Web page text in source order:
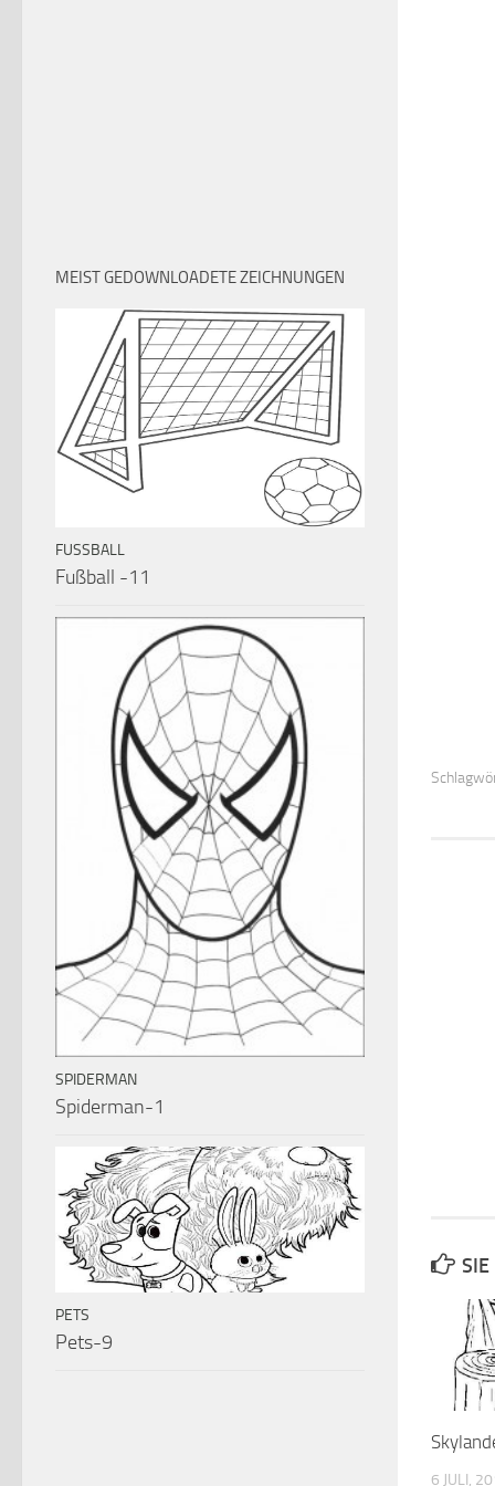
SIE
6 JULI,
MEIST GEDOWNLOADETE ZEICHNUNGEN
FUSSBALL
Fußball -11
SPIDERMAN
Spiderman-1
PETS
Pets-9